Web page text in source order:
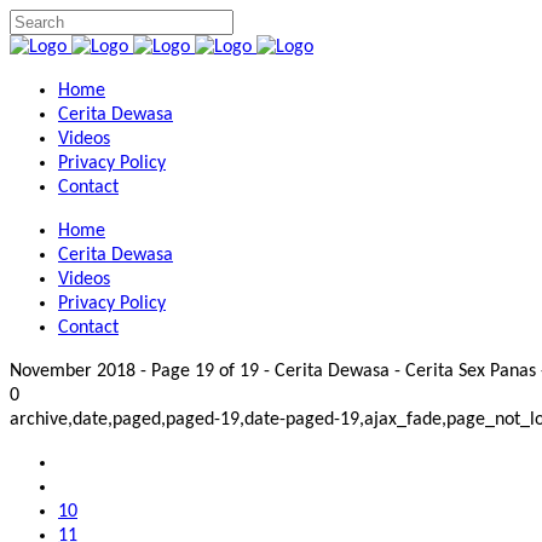
Home
Cerita Dewasa
Videos
Privacy Policy
Contact
Home
Cerita Dewasa
Videos
Privacy Policy
Contact
November 2018 - Page 19 of 19 - Cerita Dewasa - Cerita Sex
0
archive,date,paged,paged-19,date-paged-
10
11